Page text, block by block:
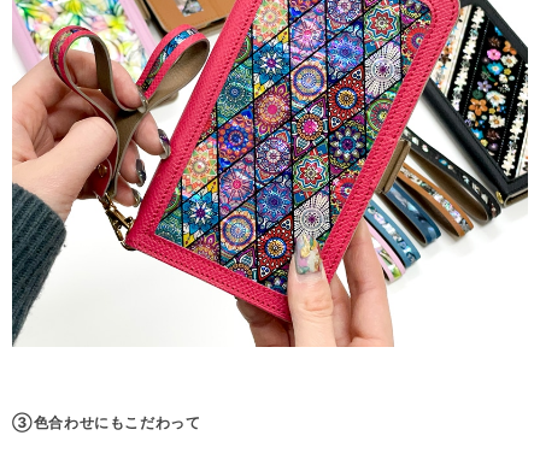
③色合わせにもこだわって